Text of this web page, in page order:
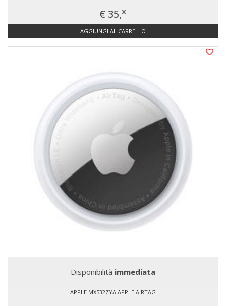
€ 35,00
AGGIUNGI AL CARRELLO
Disponibilità immediata
APPLE MX532ZYA APPLE AIRTAG